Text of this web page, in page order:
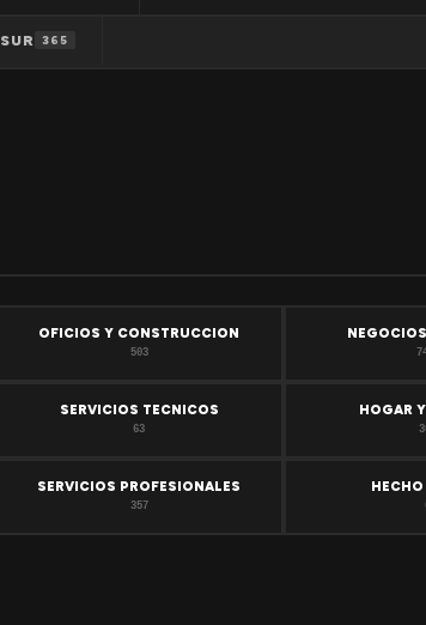
SUR 365
OFICIOS Y CONSTRUCCION
503
SERVICIOS TECNICOS
63
HOGAR
SERVICIOS PROFESIONALES
357